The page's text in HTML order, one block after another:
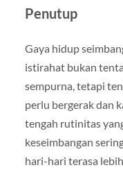
Penutup
Gaya hidup
istirahat bukan
sempurna, tetapi
perlu bergerak dan
tengah rutinitas
keseimbangan
hari-hari terasa